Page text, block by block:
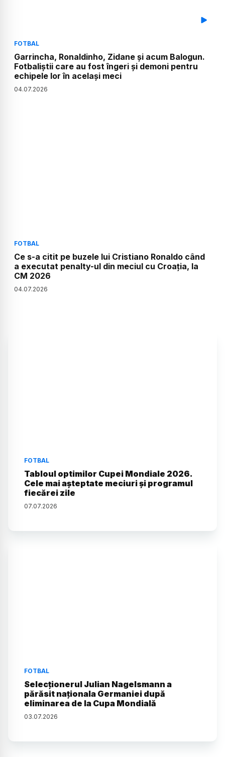
FOTBAL
Garrincha, Ronaldinho, Zidane și acum Balogun.
Fotbaliștii care au fost îngeri și demoni pentru
echipele lor în același meci
04.07.2026
FOTBAL
Ce s-a citit pe buzele lui Cristiano Ronaldo când
a executat penalty-ul din meciul cu Croația, la
CM 2026
04.07.2026
FOTBAL
Tabloul optimilor Cupei Mondiale 2026.
Cele mai așteptate meciuri și programul
fiecărei zile
07.07.2026
FOTBAL
Selecționerul Julian Nagelsmann a
părăsit naționala Germaniei după
eliminarea de la Cupa Mondială
03.07.2026